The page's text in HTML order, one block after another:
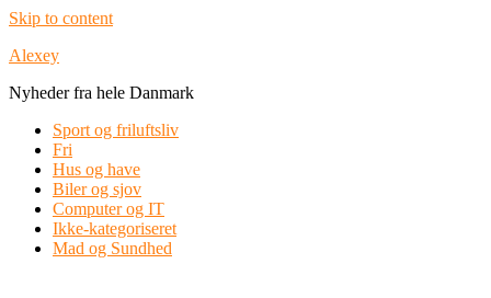
Skip to content
Alexey
Nyheder fra hele Danmark
Sport og friluftsliv
Fri
Hus og have
Biler og sjov
Computer og IT
Ikke-kategoriseret
Mad og Sundhed